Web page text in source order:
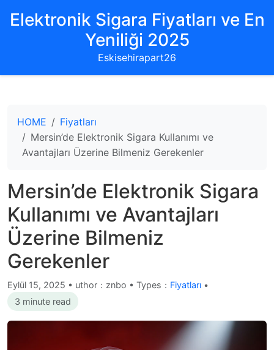
Elektronik Sigara Fiyatları ve En
Yeniliği 2025
Eskisehirapart26
HOME
Fiyatları
Mersin’de Elektronik Sigara Kullanımı ve
Avantajları Üzerine Bilmeniz Gerekenler
Mersin’de Elektronik Sigara
Kullanımı ve Avantajları
Üzerine Bilmeniz
Gerekenler
Eylül 15, 2025 • uthor：znbo • Types： Fiyatları •
3 minute read